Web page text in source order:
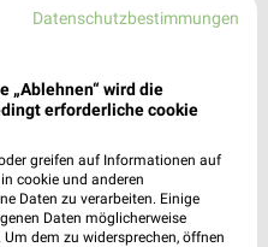
1 Prospekt
36
Uhr | Geöffnet
4 Prospekte
Datenschutzbestimmungen
„Ablehnen“ wird die
erforderliche cookie
greifen auf Informationen auf
cookie und anderen
Daten zu verarbeiten. Einige
Daten möglicherweise
dem zu widersprechen, öffnen